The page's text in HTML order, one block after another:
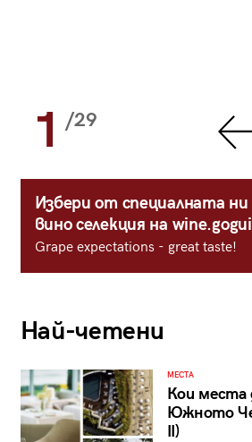
1 /29
Избери от специалната ни
вино селекция на
Grape expectations - great taste!
Най-четени
МЕСТА
Кои места
Южното
II)